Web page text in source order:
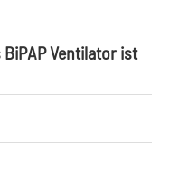
Ventilator ist